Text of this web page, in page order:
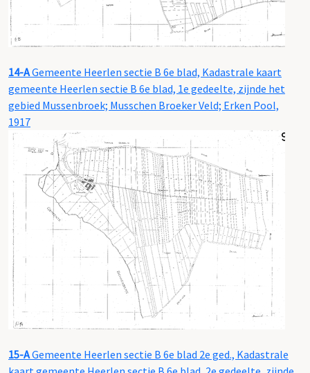
14-AGemeente Heerlen sectie B 6e blad, Kadastrale kaart
gemeente Heerlen sectie B 6e blad, 1e gedeelte, zijnde het
gebied Mussenbroek; Musschen Broeker Veld; Erken Pool,
1917
15-AGemeente Heerlen sectie B 6e blad 2e ged., Kadastrale